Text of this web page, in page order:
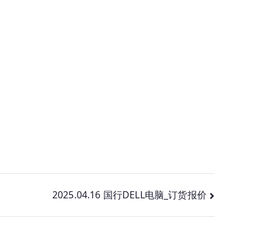
2025.04.16 国行DELL电脑_订货报价